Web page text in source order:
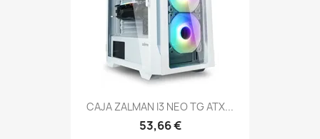
CAJA ZALMAN I3 NEO TG ATX...
53,66 €